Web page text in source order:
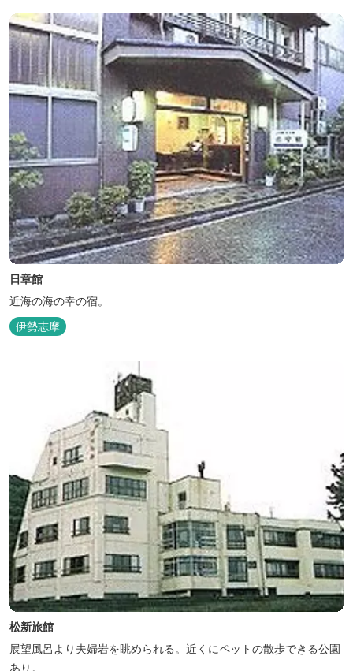
日章館
近海の海の幸の宿。
伊勢志摩
松新旅館
展望風呂より夫婦岩を眺められる。近くにペットの散歩できる公園
あり。